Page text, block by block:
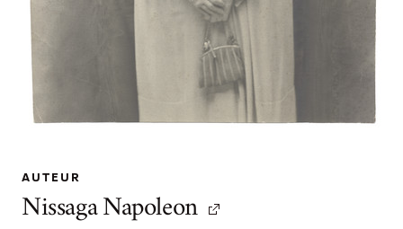
AUTEUR
Nissaga Napoleon